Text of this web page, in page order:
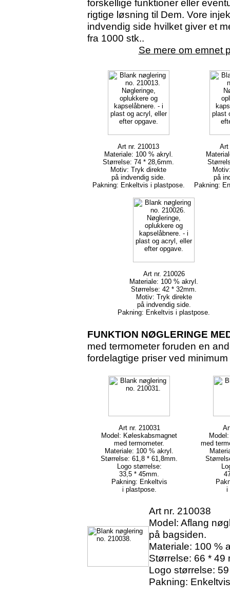
forskellige funktioner eller
rigtige løsning til Dem. Vore
indvendig side hvilket giver et
fra 1000 stk..
Se mere om emnet
Art nr. 210013
Materiale: 100 % akryl.
Størrelse: 74 * 28,6mm.
Motiv: Tryk direkte
på indvendig side.
Pakning: Enkeltvis i plastpose.
Art
på
Pakning:
Art nr. 210026
Materiale: 100 % akryl.
Størrelse: 42 * 32mm.
Motiv: Tryk direkte
på indvendig side.
Pakning: Enkeltvis i plastpose.
FUNKTION NØGLERINGE
med termometer foruden en
fordelagtige priser ved
Art nr. 210031
Model: Køleskabsmagnet
med termometer.
Materiale: 100 % akryl.
Størrelse: 61,8 * 61,8mm.
Logo størrelse:
33,5 * 45mm.
Pakning: Enkeltvis
i plastpose.
med
i
Art nr. 210038
Model: Aflang
på bagsiden.
Materiale: 100 %
Størrelse: 66 * 49
Logo størrelse:
Pakning: